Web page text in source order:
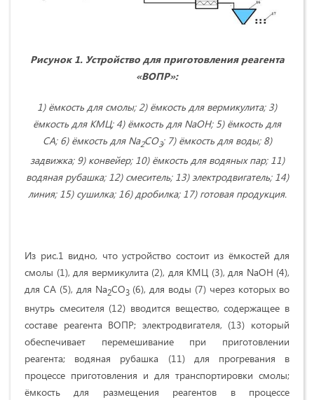
Рисунок 1. Устройство для приготовления реагента
«ВОПР»:
1) ёмкость для смолы; 2) ёмкость для вермикулита; 3)
ёмкость для КМЦ; 4) ёмкость для NaOH; 5) ёмкость для
СА; 6) ёмкость для Na2CO3; 7) ёмкость для воды; 8)
задвижка; 9) конвейер; 10) ёмкость для водяных пар; 11)
водяная рубашка; 12) смеситель; 13) электродвигатель; 14)
линия; 15) сушилка; 16) дробилка; 17) готовая продукция.
Из рис.1 видно, что устройство состоит из ёмкостей для
смолы (1), для вермикулита (2), для КМЦ (3), для NaOH (4),
для СА (5), для Na2CO3 (6), для воды (7) через которых во
внутрь смесителя (12) вводится вещество, содержащее в
составе реагента ВОПР; электродвигателя, (13) который
обеспечивает перемешивание при приготовлении
реагента; водяная рубашка (11) для прогревания в
процессе приготовления и для транспортировки смолы;
ёмкость для размещения реагентов в процессе